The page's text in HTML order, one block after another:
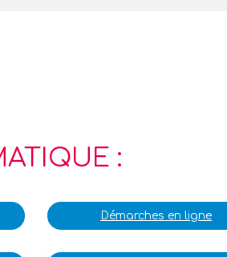
:
Démarches en ligne